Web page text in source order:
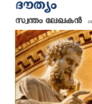
ദൗത്യം
സ്വന്തം ലേഖകന്‍